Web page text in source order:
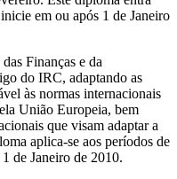
em ou após 1 de Janeiro
Finanças e da
do IRC, adaptando as
às normas internacionais
União Europeia, bem
que visam adaptar a
aplica-se aos períodos de
de Janeiro de 2010.